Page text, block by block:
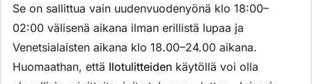
Se on sallittua vain uudenvuodenyönä klo 18:00–
02:00 välisenä aikana ilman erillistä lupaa ja
Venetsialaisten aikana klo 18.00–24.00 aikana.
Huomaathan, että Ilotulitteiden käytöllä voi olla